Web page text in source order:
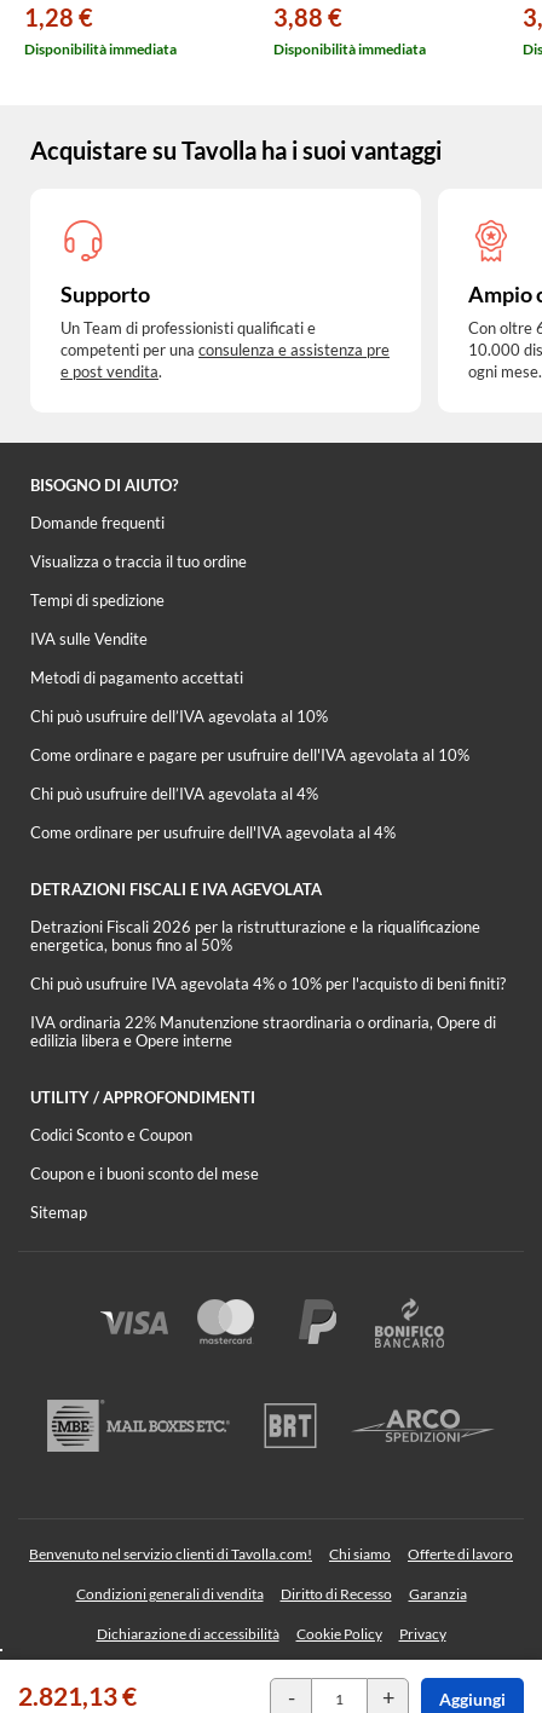
1,28 €
Disponibilità immediata
3,88 €
Disponibilità immediata
2.821,13 € - + Aggiungi
Acquistare su Tavolla ha i suoi vantaggi
Supporto
Un Team di professionisti qualificati e
competenti per una consulenza e assistenza pre
e post vendita.
Ampio
Con oltre
10.000
ogni mese.
BISOGNO DI AIUTO?
Domande frequenti
Visualizza o traccia il tuo ordine
Tempi di spedizione
IVA sulle Vendite
Metodi di pagamento accettati
Chi può usufruire dell’IVA agevolata al 10%
Come ordinare e pagare per usufruire dell'IVA agevolata al 10%
Chi può usufruire dell’IVA agevolata al 4%
Come ordinare per usufruire dell'IVA agevolata al 4%
DETRAZIONI FISCALI E IVA AGEVOLATA
Detrazioni Fiscali 2026 per la ristrutturazione e la riqualificazione
energetica, bonus fino al 50%
Chi può usufruire IVA agevolata 4% o 10% per l'acquisto di beni finiti?
IVA ordinaria 22% Manutenzione straordinaria o ordinaria, Opere di
edilizia libera e Opere interne
UTILITY / APPROFONDIMENTI
Codici Sconto e Coupon
Coupon e i buoni sconto del mese
Sitemap
Benvenuto nel servizio clienti di Tavolla.com! Chi siamo Offerte di lavoro
Condizioni generali di vendita Diritto di Recesso Garanzia
Dichiarazione di accessibilità Cookie Policy Privacy
TAVOLLA Srl - Sede legale: Via Albegno, 36 23854 Olginate (Lecco) Italy | P. IVA
03709140135 | REA: LC 324421 | SDI: SZLUBAI